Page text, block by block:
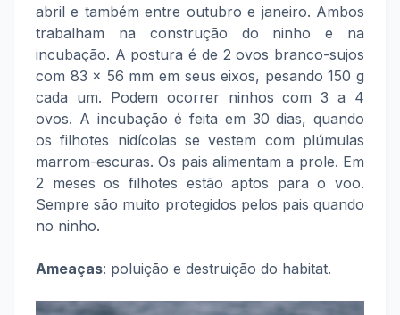
abril e também entre outubro e janeiro. Ambos
trabalham na construção do ninho e na
incubação. A postura é de 2 ovos branco-sujos
com 83 x 56 mm em seus eixos, pesando 150 g
cada um. Podem ocorrer ninhos com 3 a 4
ovos. A incubação é feita em 30 dias, quando
os filhotes nidícolas se vestem com plúmulas
marrom-escuras. Os pais alimentam a prole. Em
2 meses os filhotes estão aptos para o voo.
Sempre são muito protegidos pelos pais quando
no ninho.
Ameaças: poluição e destruição do habitat.